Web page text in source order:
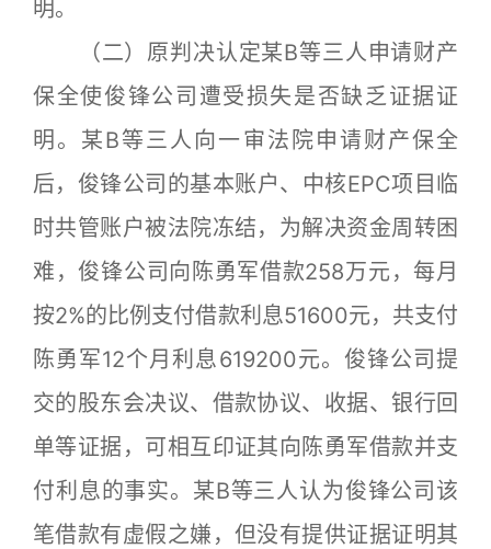
明。
（二）原判决认定某B等三人申请财产
保全使俊锋公司遭受损失是否缺乏证据证
明。某B等三人向一审法院申请财产保全
后，俊锋公司的基本账户、中核EPC项目临
时共管账户被法院冻结，为解决资金周转困
难，俊锋公司向陈勇军借款258万元，每月
按2%的比例支付借款利息51600元，共支付
陈勇军12个月利息619200元。俊锋公司提
交的股东会决议、借款协议、收据、银行回
单等证据，可相互印证其向陈勇军借款并支
付利息的事实。某B等三人认为俊锋公司该
笔借款有虚假之嫌，但没有提供证据证明其